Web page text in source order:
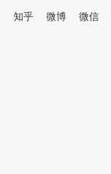
知乎 微博 微信